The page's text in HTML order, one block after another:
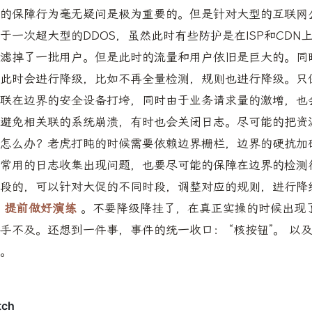
保障行为毫无疑问是极为重要的。但是针对大型的互联
一次超大型的DDOS，虽然此时有些防护是在ISP和CDN
掉了一批用户。但是此时的流量和用户依旧是巨大的。
时会进行降级，比如不再全量检测，规则也进行降级。
在边界的安全设备打垮，同时由于业务请求量的激增，
免相关联的系统崩溃，有时也会关闭日志。尽可能的把资
么办？老虎打盹的时候需要依赖边界栅栏，边界的硬抗
用的日志收集出现问题，也要尽可能的保障在边界的检
的，可以针对大促的不同时段，调整对应的规则，进行
提前做好演练 。不要降级降挂了，在真正实操的时候出现
不及。还想到一件事，事件的统一收口： “核按钮”。 以